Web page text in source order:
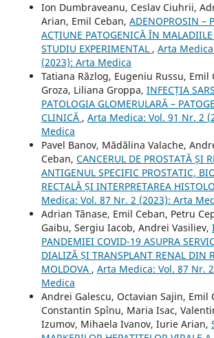
Ion Dumbraveanu, Ceslav Ciuhrii,
Arian, Emil Ceban, ADENOPROSIN –
ACȚIUNE PATOGENICĂ ÎN MALADIILE
STUDIU EXPERIMENTAL , Arta
(2023): Arta Medica
Tatiana Răzlog, Eugeniu Russu, Emil
Groza, Liliana Groppa, INFECȚIA
PATOLOGIA GLOMERULARĂ –
CLINICĂ , Arta Medica: Vol. 91 Nr. 2
Medica
Pavel Banov, Mădălina Valache,
Ceban, CANCERUL DE PROSTATĂ ȘI
ANTIGENUL SPECIFIC PROSTATIC,
RECTALĂ ȘI INTERPRETAREA
Medica: Vol. 87 Nr. 2 (2023): Arta
Adrian Tănase, Emil Ceban, Petru
Gaibu, Sergiu Iacob, Andrei Vasiliev,
PANDEMIEI COVID-19 ASUPRA
DIALIZĂ ȘI TRANSPLANT RENAL DIN
MOLDOVA , Arta Medica: Vol. 87 Nr.
Medica
Andrei Galescu, Octavian Sajin, Emil
Constantin Spînu, Maria Isac,
Izumov, Mihaela Ivanov, Iurie Arian,